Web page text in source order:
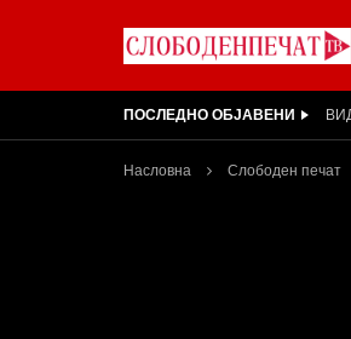
ПОСЛЕДНО ОБЈАВЕНИ
Насловна Слободен печат